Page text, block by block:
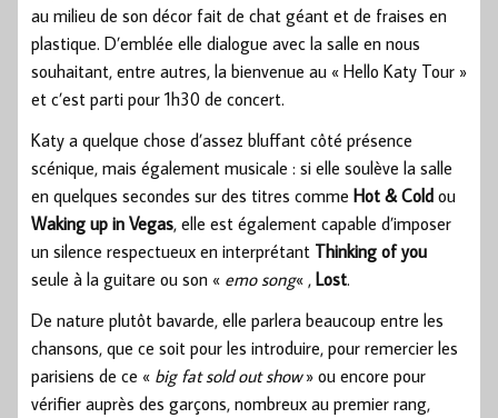
au milieu de son décor fait de chat géant et de fraises en
plastique. D’emblée elle dialogue avec la salle en nous
souhaitant, entre autres, la bienvenue au « Hello Katy Tour »
et c’est parti pour 1h30 de concert.
Katy a quelque chose d’assez bluffant côté présence
scénique, mais également musicale : si elle soulève la salle
en quelques secondes sur des titres comme Hot & Cold ou
Waking up in Vegas, elle est également capable d’imposer
un silence respectueux en interprétant Thinking of you
seule à la guitare ou son « emo song« , Lost.
De nature plutôt bavarde, elle parlera beaucoup entre les
chansons, que ce soit pour les introduire, pour remercier les
parisiens de ce « big fat sold out show» ou encore pour
vérifier auprès des garçons, nombreux au premier rang,